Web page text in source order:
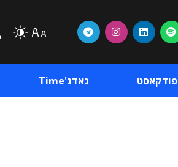
פודקאסט גאדג'Time